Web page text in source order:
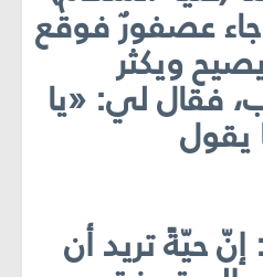
عصفورٌ فوقع
ويكثر
فقال لي: «يا
يقول
حيّةً تريد أن